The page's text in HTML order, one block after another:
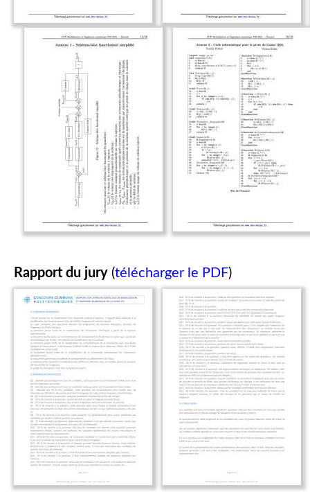
Rapport du jury (télécharger le PDF)